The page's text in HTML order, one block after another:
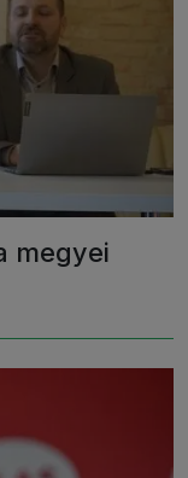
megyei